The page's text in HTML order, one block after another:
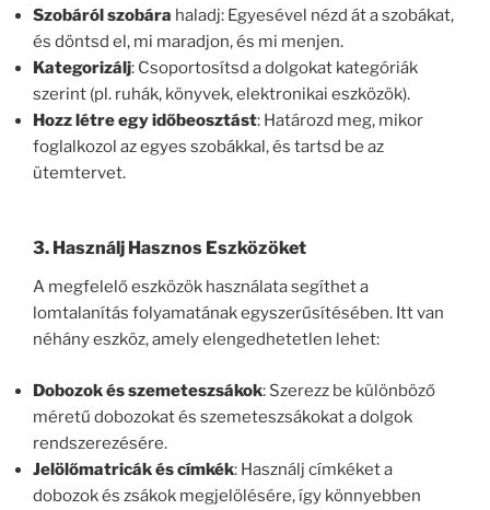
Szobáról szobára haladj: Egyesével nézd át a szobákat,
és döntsd el, mi maradjon, és mi menjen.
Kategorizálj: Csoportosítsd a dolgokat kategóriák
szerint (pl. ruhák, könyvek, elektronikai eszközök).
Hozz létre egy időbeosztást: Határozd meg, mikor
foglalkozol az egyes szobákkal, és tartsd be az
ütemtervet.
3. Használj Hasznos Eszközöket
A megfelelő eszközök használata segíthet a
lomtalanítás folyamatának egyszerűsítésében. Itt van
néhány eszköz, amely elengedhetetlen lehet:
Dobozok és szemeteszsákok: Szerezz be különböző
méretű dobozokat és szemeteszsákokat a dolgok
rendszerezésére.
Jelölőmatricák és címkék: Használj címkéket a
dobozok és zsákok megjelölésére, így könnyebben